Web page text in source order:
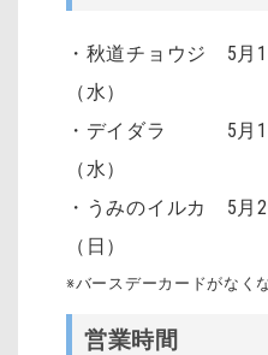
・秋道チョウジ 5月
（水）
・デイダラ 5月1
（水）
・うみのイルカ 5月
（日）
※バースデーカードがなく
営業時間